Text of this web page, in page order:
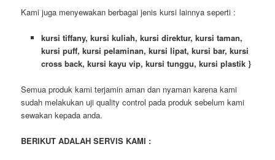
Kami juga menyewakan berbagai jenis kursi lainnya seperti :
kursi tiffany, kursi kuliah, kursi direktur, kursi taman,
kursi puff, kursi pelaminan, kursi lipat, kursi bar, kursi
cross back, kursi kayu vip, kursi tunggu, kursi plastik }
Semua produk kami terjamin aman dan nyaman karena kami
sudah melakukan uji quality control pada produk sebelum kami
sewakan kepada anda.
BERIKUT ADALAH SERVIS KAMI :